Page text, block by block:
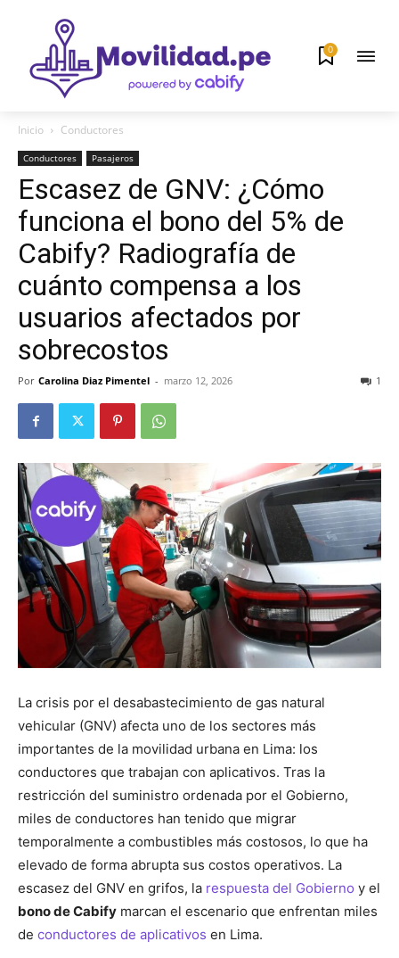
0
Inicio Conductores
Conductores Pasajeros
Escasez de GNV: ¿Cómo
funciona el bono del 5% de
Cabify? Radiografía de
cuánto compensa a los
usuarios afectados por
sobrecostos
Por Carolina Diaz Pimentel - marzo 12, 2026 1
La crisis por el desabastecimiento de gas natural
vehicular (GNV) afecta uno de los sectores más
importantes de la movilidad urbana en Lima: los
conductores que trabajan con aplicativos. Tras la
restricción del suministro ordenada por el Gobierno,
miles de conductores han tenido que migrar
temporalmente a combustibles más costosos, lo que ha
elevado de forma abrupta sus costos operativos. La
escasez del GNV en grifos, la respuesta del Gobierno y el
bono de Cabify marcan el escenario que enfrentan miles
de conductores de aplicativos en Lima.